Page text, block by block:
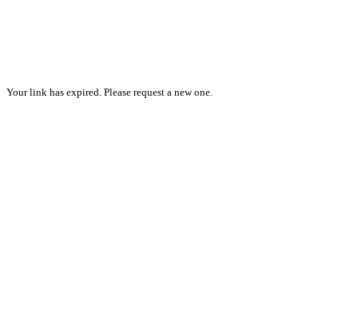
Your link has expired. Please request a new one.